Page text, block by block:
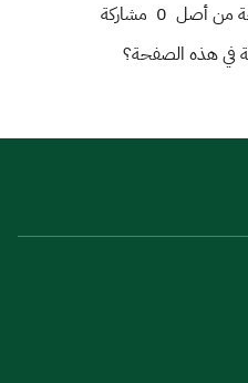
من أصل 0 مشاركة
في هذه الصفحة؟